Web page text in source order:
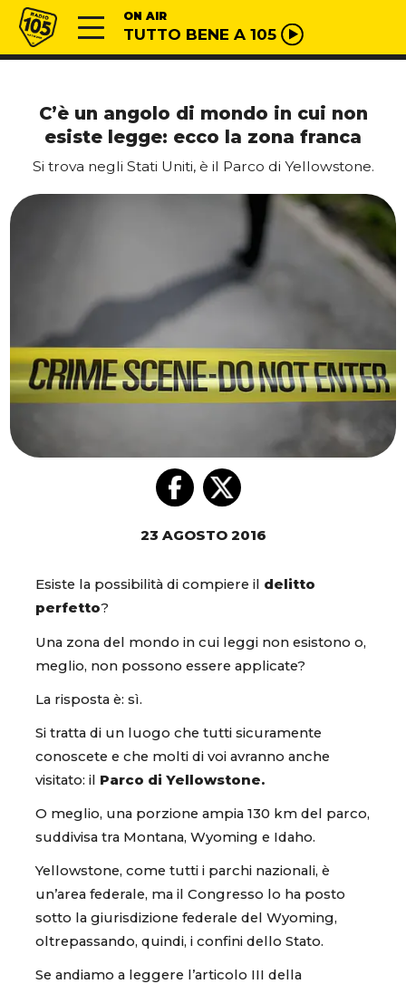
Vai al contenuto
Radio 105 ON AIR
TUTTO BENE A 105
C’è un angolo di mondo in cui non
esiste legge: ecco la zona franca
Si trova negli Stati Uniti, è il Parco di Yellowstone.
23 AGOSTO 2016
Esiste la possibilità di compiere il delitto
perfetto?
Una zona del mondo in cui leggi non esistono o,
meglio, non possono essere applicate?
La risposta è: sì.
Si tratta di un luogo che tutti sicuramente
conoscete e che molti di voi avranno anche
visitato: il Parco di Yellowstone.
O meglio, una porzione ampia 130 km del parco,
suddivisa tra Montana, Wyoming e Idaho.
Yellowstone, come tutti i parchi nazionali, è
un’area federale, ma il Congresso lo ha posto
sotto la giurisdizione federale del Wyoming,
oltrepassando, quindi, i confini dello Stato.
Se andiamo a leggere l’articolo III della